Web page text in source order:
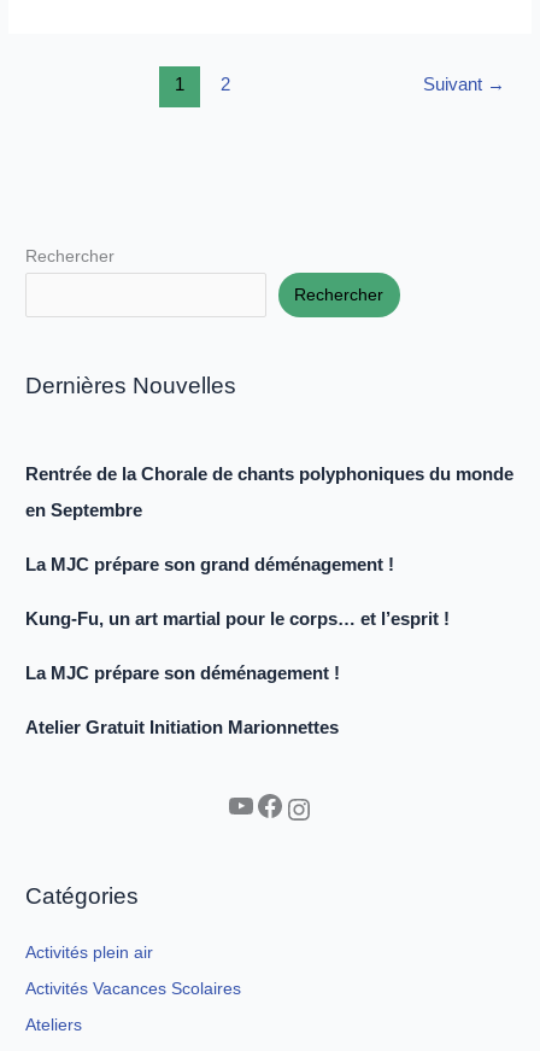
1 2 Suivant →
Rechercher
Rechercher
Dernières Nouvelles
Rentrée de la Chorale de chants polyphoniques du monde
en Septembre
La MJC prépare son grand déménagement !
Kung-Fu, un art martial pour le corps… et l’esprit !
La MJC prépare son déménagement !
Atelier Gratuit Initiation Marionnettes
YouTube Facebook Instagram
Catégories
Activités plein air
Activités Vacances Scolaires
Ateliers